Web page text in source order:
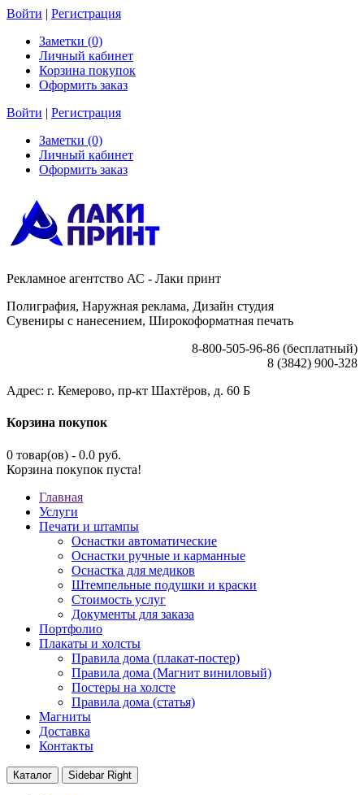
Войти | Регистрация
Заметки (0)
Личный кабинет
Корзина покупок
Оформить заказ
Войти | Регистрация
Заметки (0)
Личный кабинет
Оформить заказ
Рекламное агентство АС - Лаки принт
Полиграфия, Наружная реклама, Дизайн студия
Сувениры с нанесением, Широкоформатная печать
8-800-505-96-86 (бесплатный)
8 (3842) 900-328
Адрес: г. Кемерово, пр-кт Шахтёров, д. 60 Б
Корзина покупок
0 товар(ов) - 0.0 руб.
Корзина покупок пуста!
Главная
Услуги
Печати и штампы
Оснастки автоматические
Оснастки ручные и карманные
Оснастка для медиков
Штемпельные подушки и краски
Стоимость услуг
Документы для заказа
Портфолио
Плакаты и холсты
Правила дома (плакат-постер)
Правила дома (Магнит виниловый)
Постеры на холсте
Правила дома (статья)
Магниты
Доставка
Контакты
Каталог Sidebar Right